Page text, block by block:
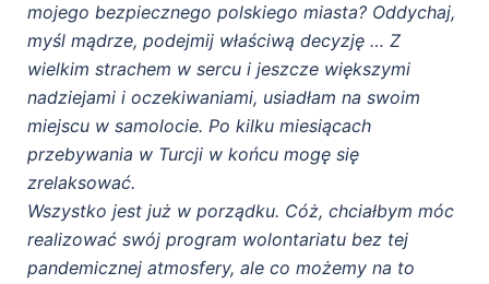
mojego bezpiecznego polskiego miasta? Oddychaj,
myśl mądrze, podejmij właściwą decyzję … Z
wielkim strachem w sercu i jeszcze większymi
nadziejami i oczekiwaniami, usiadłam na swoim
miejscu w samolocie. Po kilku miesiącach
przebywania w Turcji w końcu mogę się
zrelaksować.
Wszystko jest już w porządku. Cóż, chciałbym móc
realizować swój program wolontariatu bez tej
pandemicznej atmosfery, ale co możemy na to